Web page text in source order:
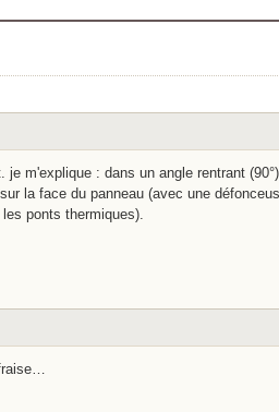
m'explique : dans un angle rentrant
la face du panneau (avec une
ponts thermiques).